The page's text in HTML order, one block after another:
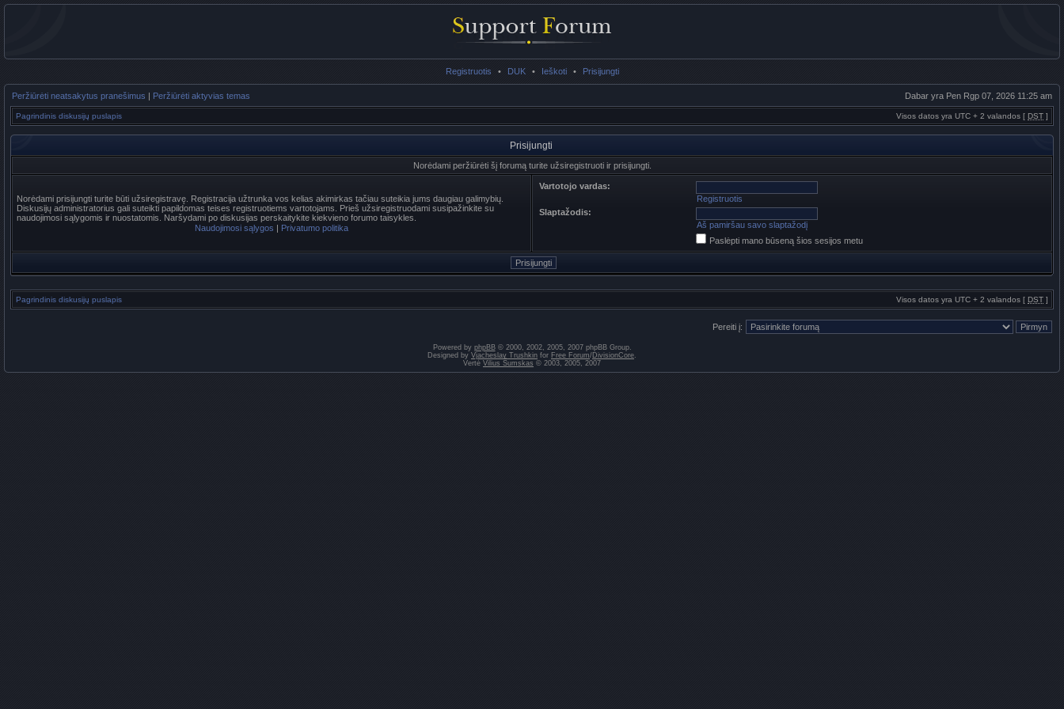
Registruotis • DUK • Ieškoti • Prisijungti
Peržiūrėti neatsakytus pranešimus | Peržiūrėti aktyvias temas Dabar yra Pen Rgp 07, 2026 11:25 am
Pagrindinis diskusijų puslapis Visos datos yra UTC + 2 valandos [ DST ]
Prisijungti
Norėdami peržiūrėti šį forumą turite užsiregistruoti ir prisijungti.
Norėdami prisijungti turite būti užsiregistravę. Registracija užtrunka vos kelias akimirkas tačiau suteikia jums daugiau galimybių.
Diskusijų administratorius gali suteikti papildomas teises registruotiems vartotojams. Prieš užsiregistruodami susipažinkite su
naudojimosi sąlygomis ir nuostatomis. Naršydami po diskusijas perskaitykite kiekvieno forumo taisykles.
Naudojimosi sąlygos | Privatumo politika
Vartotojo vardas:
Registruotis
Slaptažodis:
Aš pamiršau savo slaptažodį
Paslėpti mano būseną šios sesijos metu
Pagrindinis diskusijų puslapis Visos datos yra UTC + 2 valandos [ DST ]
Pereiti į:
Powered by phpBB© 2000, 2002, 2005, 2007 phpBB Group.
Designed by Vjacheslav Trushkin for Free Forum/DivisionCore.
Vertė Vilius Šumskas © 2003, 2005, 2007